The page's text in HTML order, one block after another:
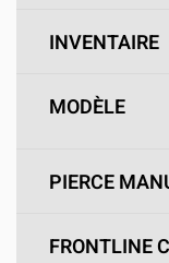
INVENTAIRE
MODÈLE
PIERCE
FRONTLINE